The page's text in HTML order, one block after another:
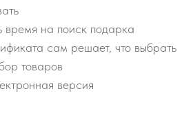
время на поиск подарка
сам решает, что выбрать
товаров
версия